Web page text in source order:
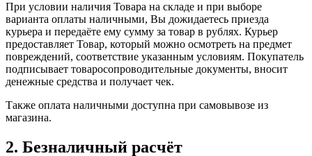
При условии наличия Товара на складе и при выборе
варианта оплаты наличными, Вы дожидаетесь приезда
курьера и передаёте ему сумму за товар в рублях. Курьер
предоставляет Товар, который можно осмотреть на предмет
повреждений, соответствие указанным условиям. Покупатель
подписывает товаросопроводительные документы, вносит
денежные средства и получает чек.
Также оплата наличными доступна при самовывозе из
магазина.
2. Безналичный расчёт